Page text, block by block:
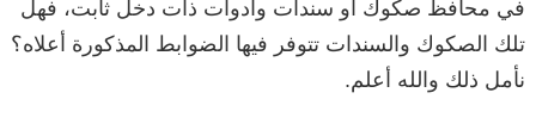
في محافظ صكوك أو سندات وأدوات ذات دخل ثابت، فهل
تلك الصكوك والسندات تتوفر فيها الضوابط المذكورة أعلاه؟
نأمل ذلك والله أعلم.